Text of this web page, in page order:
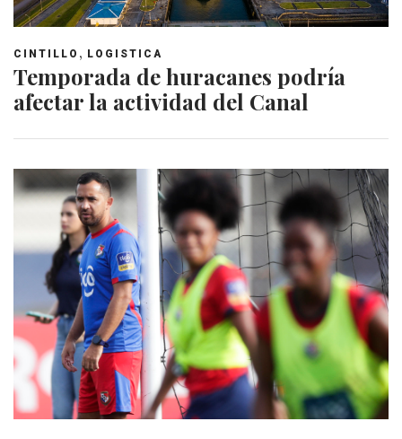
CINTILLO , LOGISTICA
Temporada de huracanes podría
afectar la actividad del Canal